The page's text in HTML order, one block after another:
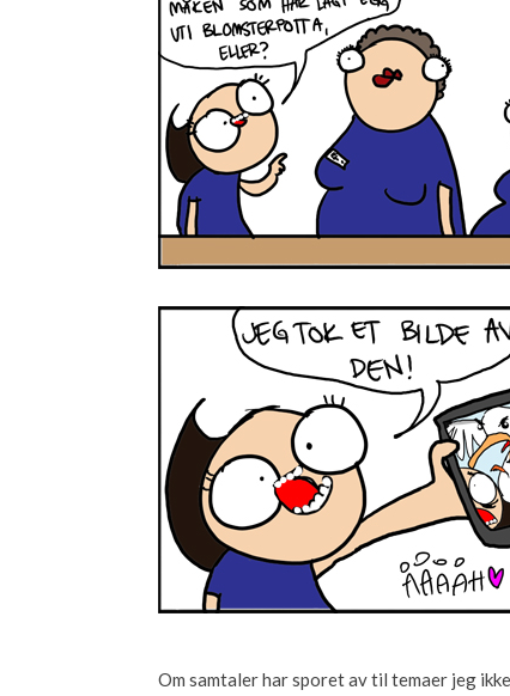
Om samtaler har sporet av til temaer jeg